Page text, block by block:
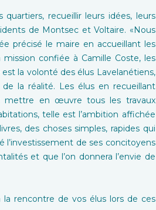
recueillir leurs idées, leurs
de Montsec et Voltaire. «Nous
précisé le maire en accueillant les
confiée à Camille Coste, les
la volonté des élus Lavelanétiens,
la réalité. Les élus en recueillant
mettre en œuvre tous les travaux
telle est l’ambition affichée
des choses simples, rapides qui
l’investissement de ses concitoyens
et que l’on donnera l’envie de
rencontre de vos élus lors de ces